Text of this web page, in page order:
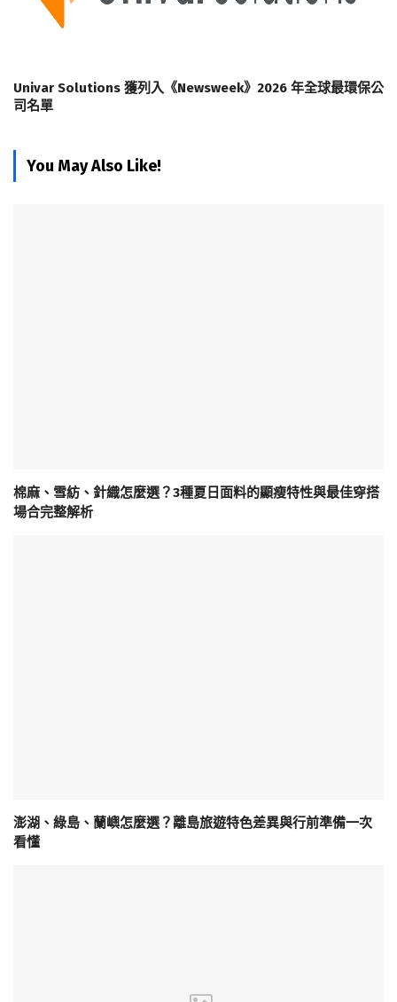
Univar Solutions 獲列入《Newsweek》2026 年全球最環保公
司名單
You May Also Like!
棉麻、雪紡、針織怎麼選？3種夏日面料的顯瘦特性與最佳穿搭
場合完整解析
澎湖、綠島、蘭嶼怎麼選？離島旅遊特色差異與行前準備一次
看懂